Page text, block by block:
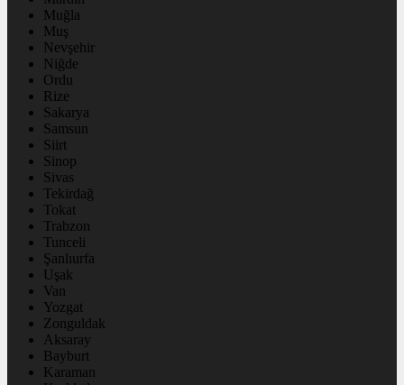
Muğla
Muş
Nevşehir
Niğde
Ordu
Rize
Sakarya
Samsun
Siirt
Sinop
Sivas
Tekirdağ
Tokat
Trabzon
Tunceli
Şanlıurfa
Uşak
Van
Yozgat
Zonguldak
Aksaray
Bayburt
Karaman